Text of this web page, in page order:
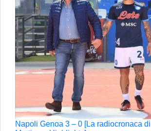
Napoli Genoa 3 – 0 [La radiocronaca